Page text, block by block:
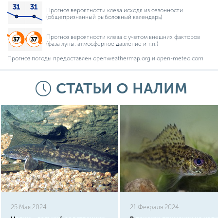
Прогноз вероятности клева исходя из сезонности
(общепризнанный рыболовный календарь)
Прогноз вероятности клева с учетом внешних факторов
(фаза луны, атмосферное давление и т.п.)
Прогноз погоды предоставлен openweathermap.org и open-meteo.com
СТАТЬИ О НАЛИМ
25 Мая 2024
21 Февраля 2024